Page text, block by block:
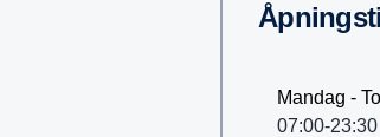
Mandag -
07:00-23:30